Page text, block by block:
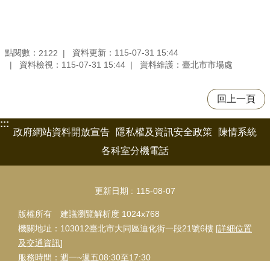
點閱數： 2122
資料更新：115-07-31 15:44
資料檢視：115-07-31 15:44
資料維護：臺北市市場處
回上一頁
:::
政府網站資料開放宣告
隱私權及資訊安全政策
陳情系統
各科室分機電話
更新日期 115-08-07
版權所有 建議瀏覽解析度 1024x768
機關地址：103012臺北市大同區迪化街一段21號6樓 [詳細位置
及交通資訊]
服務時間：週一~週五08:30至17:30